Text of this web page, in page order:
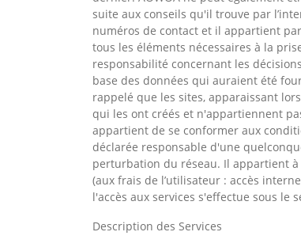
suite aux conseils qu'il trouve par
numéros de contact et il appartient
tous les éléments nécessaires à la
responsabilité concernant les
base des données qui auraient été
rappelé que les sites, apparaissant
qui les ont créés et n'appartiennent
appartient de se conformer aux
déclarée responsable d'une
perturbation du réseau. Il appartient
(aux frais de l’utilisateur : accès
l'accès aux services s'effectue sous
Description des Services